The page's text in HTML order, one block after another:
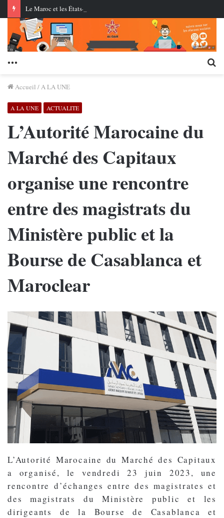
Accueil /A LA UNE
A LA UNE ACTUALITE
L’Autorité Marocaine du
Marché des Capitaux
organise une rencontre
entre des magistrats du
Ministère public et la
Bourse de Casablanca et
Maroclear
L’Autorité Marocaine du Marché des Capitaux
a organisé, le vendredi 23 juin 2023, une
rencontre d’échanges entre des magistrates et
des magistrats du Ministère public et les
dirigeants de la Bourse de Casablanca et